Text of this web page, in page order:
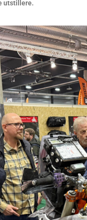
utstillere.